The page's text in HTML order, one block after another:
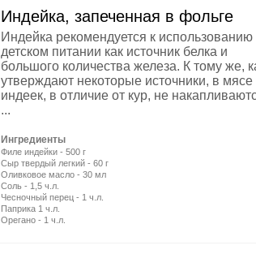
Индейка, запеченная в фольге
Индейка рекомендуется к использованию
детском питании как источник белка и
большого количества железа. К тому же,
утверждают некоторые источники, в мясе
индеек, в отличие от кур, не
...
Ингредиенты
Филе индейки - 500 г
Сыр твердый легкий - 60 г
Оливковое масло - 30 мл
Соль - 1,5 ч.л.
Чесночный перец - 1 ч.л.
Паприка 1 ч.л.
Орегано - 1 ч.л.